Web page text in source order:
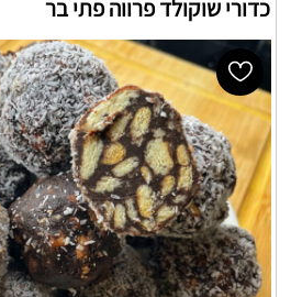
כדורי שוקולד פרווה פתי בר